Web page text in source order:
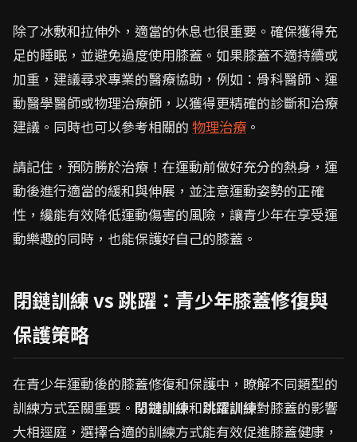
除了冰敷和拉伸外，適當的休息也很重要。確保獲得充
足的睡眠，並避免過度使用膝蓋。如果膝蓋不適持續或
加重，建議尋求專業的醫療協助，例如：骨科醫師、運
動醫學醫師或物理治療師，以獲得更精確的診斷和治療
建議。同時也可以參考相關的 物理治療 。
請記住，預防勝於治療！在運動前做好充分的熱身，運
動後進行適當的緩和與伸展，並注意運動姿勢的正確
性，纔能有效降低運動傷害的風險，讓青少年在享受運
動樂趣的同時，也能保護好自己的膝蓋。
閉鏈訓練 vs 跳躍：青少年膝蓋修復與
保護策略
在青少年運動後的膝蓋修復和保護中，瞭解不同類型的
訓練方式至關重要。 閉鏈訓練和跳躍訓練對膝蓋的影響
大相逕庭，選擇合適的訓練方式能有效促進膝蓋健康，